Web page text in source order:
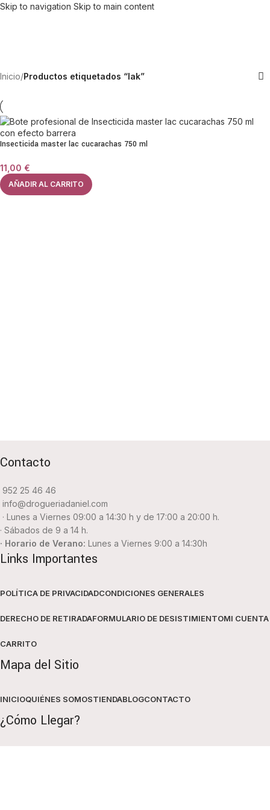
Skip to navigation Skip to main content
Inicio/Productos etiquetados “lak”
Insecticida master lac cucarachas 750 ml
11,00 €
AÑADIR AL CARRITO
Contacto
952 25 46 46
info@drogueriadaniel.com
· Lunes a Viernes 09:00 a 14:30 h y de 17:00 a 20:00 h.
· Sábados de 9 a 14 h.
· Horario de Verano: Lunes a Viernes 9:00 a 14:30h
Links Importantes
POLÍTICA DE PRIVACIDADCONDICIONES GENERALES
DERECHO DE RETIRADAFORMULARIO DE DESISTIMIENTOMI CUENTA
CARRITO
Mapa del Sitio
INICIOQUIÉNES SOMOSTIENDABLOGCONTACTO
¿Cómo Llegar?